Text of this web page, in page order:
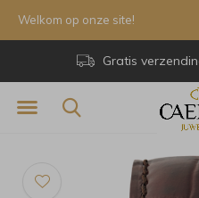
Gratis
Welkom op onze site!